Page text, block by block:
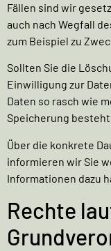
Fällen sind wir
auch nach Wegfall
zum Beispiel zu
Sollten Sie die
Einwilligung zur
Daten so rasch wie
Speicherung
Über die konkrete
informieren wir Sie
Informationen dazu
Rechte